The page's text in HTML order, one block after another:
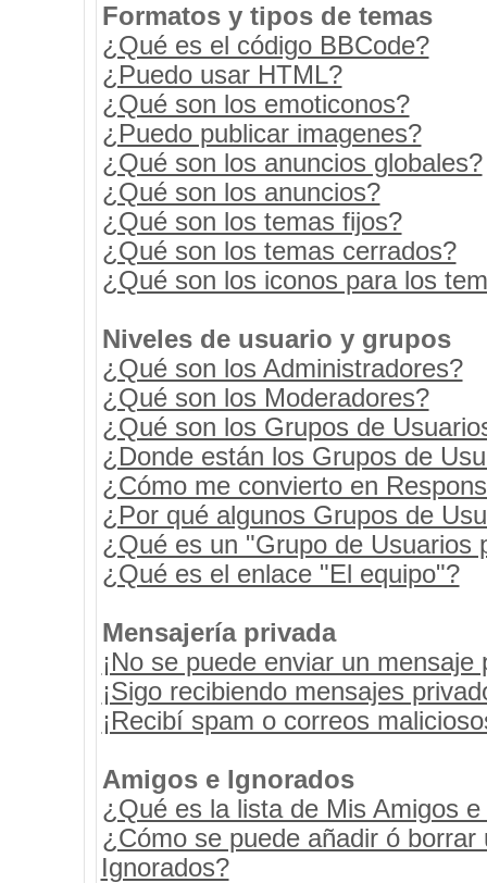
Formatos y tipos de temas
¿Qué es el código BBCode?
¿Puedo usar HTML?
¿Qué son los emoticonos?
¿Puedo publicar imagenes?
¿Qué son los anuncios globales?
¿Qué son los anuncios?
¿Qué son los temas fijos?
¿Qué son los temas cerrados?
¿Qué son los iconos para los
Niveles de usuario y grupos
¿Qué son los Administradores?
¿Qué son los Moderadores?
¿Qué son los Grupos de
¿Donde están los Grupos de
¿Cómo me convierto en
¿Por qué algunos Grupos de
¿Qué es un "Grupo de Usuarios
¿Qué es el enlace "El equipo"?
Mensajería privada
¡No se puede enviar un mensaje
¡Sigo recibiendo mensajes
¡Recibí spam o correos
Amigos e Ignorados
¿Qué es la lista de Mis Amigos
¿Cómo se puede añadir ó
Ignorados?